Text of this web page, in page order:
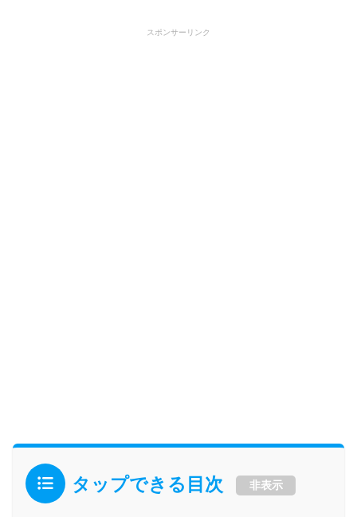
スポンサーリンク
タップできる目次 非表示